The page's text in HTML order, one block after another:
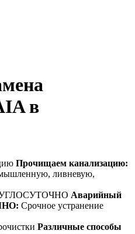
в
Прочищаем канализацию:
ливневую,
Аварийный
Срочное устранение
Различные способы